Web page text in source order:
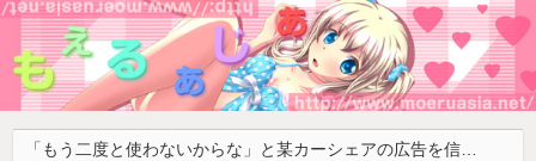
「もう二度と使わないからな」と某カーシェアの広告を信じた人が絶叫、船が遅れたからバスが無くなって困ってたりこの看板が…